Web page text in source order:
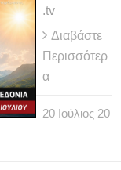
.tv
Διαβάστε
Περισσότερ
α
20 Ιούλιος 20